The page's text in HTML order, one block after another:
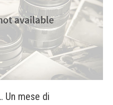
Un mese di